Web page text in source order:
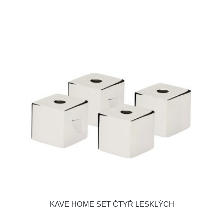
KAVE HOME SET ČTYŘ LESKLÝCH